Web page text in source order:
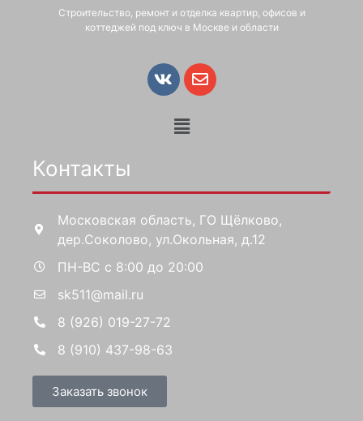
Строительство, ремонт и отделка квартир, офисов и
коттеджей под ключ в Москве и области
Контакты
Московская область, ГО Щёлково,
дер.Соколово, ул.Окольная, д.12
ПН-ВС с 8:00 до 20:00
sk511@mail.ru
8 (926) 019-27-72
8 (910) 437-98-63
Заказать звонок